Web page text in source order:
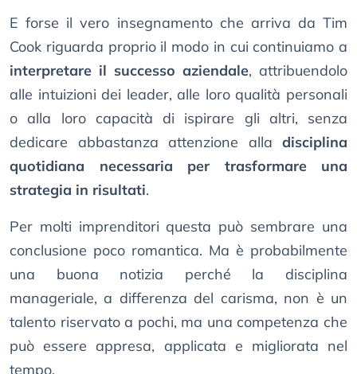
E forse il vero insegnamento che arriva da Tim
Cook riguarda proprio il modo in cui continuiamo a
interpretare il successo aziendale, attribuendolo
alle intuizioni dei leader, alle loro qualità personali
o alla loro capacità di ispirare gli altri, senza
dedicare abbastanza attenzione alla disciplina
quotidiana necessaria per trasformare una
strategia in risultati.
Per molti imprenditori questa può sembrare una
conclusione poco romantica. Ma è probabilmente
una buona notizia perché la disciplina
manageriale, a differenza del carisma, non è un
talento riservato a pochi, ma una competenza che
può essere appresa, applicata e migliorata nel
tempo.